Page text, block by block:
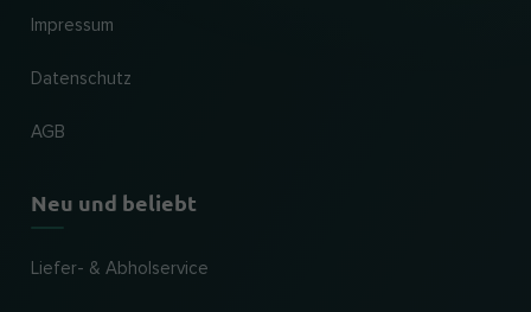
Impressum
Datenschutz
AGB
Neu und beliebt
Liefer- & Abholservice